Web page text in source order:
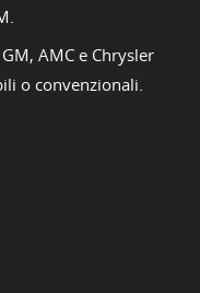
AMC e Chrysler
o convenzionali.